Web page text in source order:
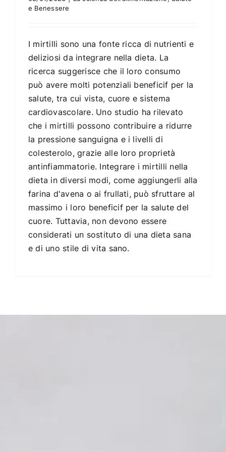
e Benessere
I mirtilli sono una fonte ricca di nutrienti e
deliziosi da integrare nella dieta. La
ricerca suggerisce che il loro consumo
può avere molti potenziali beneficif per la
salute, tra cui vista, cuore e sistema
cardiovascolare. Uno studio ha rilevato
che i mirtilli possono contribuire a ridurre
la pressione sanguigna e i livelli di
colesterolo, grazie alle loro proprietà
antinfiammatorie. Integrare i mirtilli nella
dieta in diversi modi, come aggiungerli alla
farina d'avena o ai frullati, può sfruttare al
massimo i loro beneficif per la salute del
cuore. Tuttavia, non devono essere
considerati un sostituto di una dieta sana
e di uno stile di vita sano.